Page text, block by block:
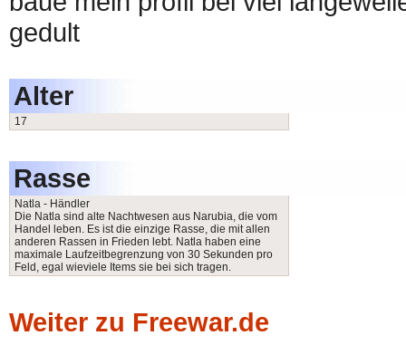
gedult
Alter
17
Rasse
Natla - Händler
Die Natla sind alte Nachtwesen aus Narubia, die vom
Handel leben. Es ist die einzige Rasse, die mit allen
anderen Rassen in Frieden lebt. Natla haben eine
maximale Laufzeitbegrenzung von 30 Sekunden pro
Feld, egal wieviele Items sie bei sich tragen.
Weiter zu Freewar.de